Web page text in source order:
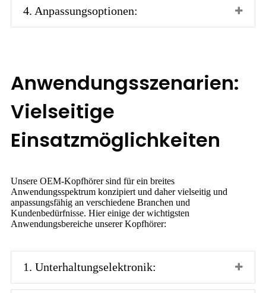
4. Anpassungsoptionen:
Anwendungsszenarien:
Vielseitige
Einsatzmöglichkeiten
Unsere OEM-Kopfhörer sind für ein breites
Anwendungsspektrum konzipiert und daher vielseitig und
anpassungsfähig an verschiedene Branchen und
Kundenbedürfnisse. Hier einige der wichtigsten
Anwendungsbereiche unserer Kopfhörer:
1. Unterhaltungselektronik: